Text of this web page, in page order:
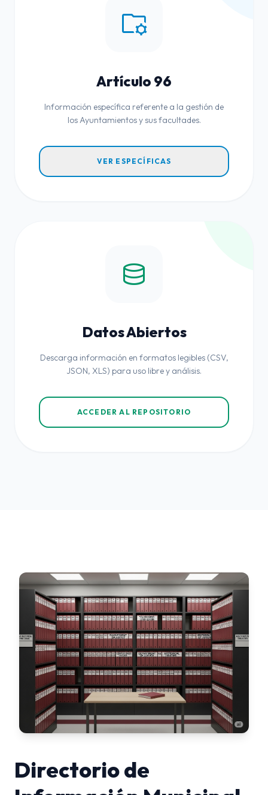
folder_managed
Artículo 96
Información específica referente a la gestión de
los Ayuntamientos y sus facultades.
VER ESPECÍFICAS
database
Datos Abiertos
Descarga información en formatos legibles (CSV,
JSON, XLS) para uso libre y análisis.
ACCEDER AL REPOSITORIO
Directorio de